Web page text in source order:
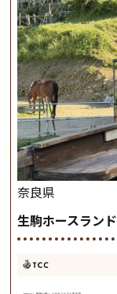
奈良県
生駒ホースランド